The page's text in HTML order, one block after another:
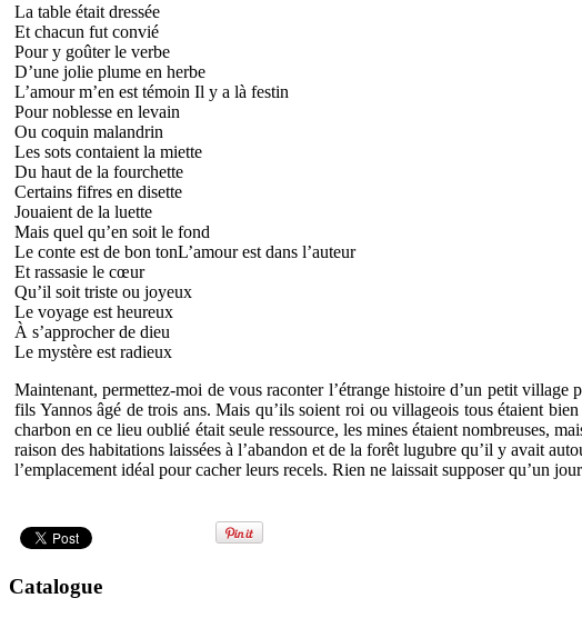
La table était dressée
Et chacun fut convié
Pour y goûter le verbe
D’une jolie plume en herbe
L’amour m’en est témoin Il y a là festin
Pour noblesse en levain
Ou coquin malandrin
Les sots contaient la miette
Du haut de la fourchette
Certains fifres en disette
Jouaient de la luette
Mais quel qu’en soit le fond
Le conte est de bon tonL’amour est dans l’auteur
Et rassasie le cœur
Qu’il soit triste ou joyeux
Le voyage est heureux
À s’approcher de dieu
Le mystère est radieux
Maintenant, permettez-moi de vous raconter l’étrange histoire d’un petit
fils Yannos âgé de trois ans. Mais qu’ils soient roi ou villageois tous étaient
charbon en ce lieu oublié était seule ressource, les mines étaient nombreuses,
raison des habitations laissées à l’abandon et de la forêt lugubre qu’il y avait
l’emplacement idéal pour cacher leurs recels. Rien ne laissait supposer qu’un
Catalogue